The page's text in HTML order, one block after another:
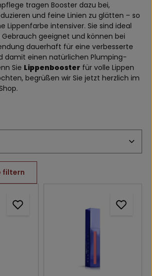
tragen Booster dazu bei,
und feine Linien zu glätten – so
Lippenfarbe intensiver. Sie sind ideal
geeignet und können bei
dauerhaft für eine verbesserte
damit einen natürlichen Plumping-
Sie Lippenbooster für volle Lippen
begrüßen wir Sie jetzt herzlich im
filtern